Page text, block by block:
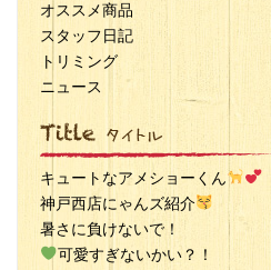
オススメ商品
スタッフ日記
トリミング
ニュース
キュートなアメショーくん
神戸西店にゃんズ紹介
暑さに負けないで！
可愛すぎないかい？！